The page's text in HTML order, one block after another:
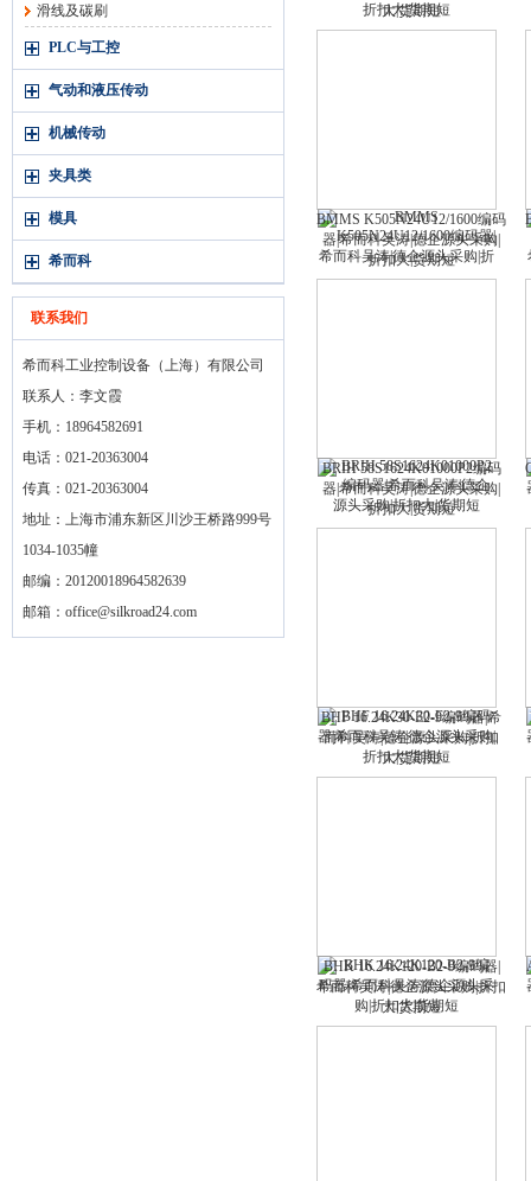
滑线及碳刷
PLC与工控
气动和液压传动
机械传动
夹具类
模具
希而科
联系我们
希而科工业控制设备（上海）有限公司
联系人：李文霞
手机：18964582691
电话：021-20363004
传真：021-20363004
地址：上海市浦东新区川沙王桥路999号
1034-1035幢
邮编：20120018964582639
邮箱： office@silkroad24.com
大|货期短
BMMS K505N24U12/1600编码
器|希而科吴涛|德企源头采购|
折扣大|货期短
BRIH 58S1624K01000P2编码
器|希而科吴涛|德企源头采购|
折扣大|货期短
BHF 16.24K30-E2-9编码器|希
而科吴涛|德企源头采购|折扣
大|货期短
BHK 16.24K120-B2-9编码器|
希而科吴涛|德企源头采购|折扣
大|货期短